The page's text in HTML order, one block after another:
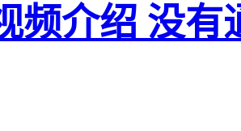
频介绍 没有